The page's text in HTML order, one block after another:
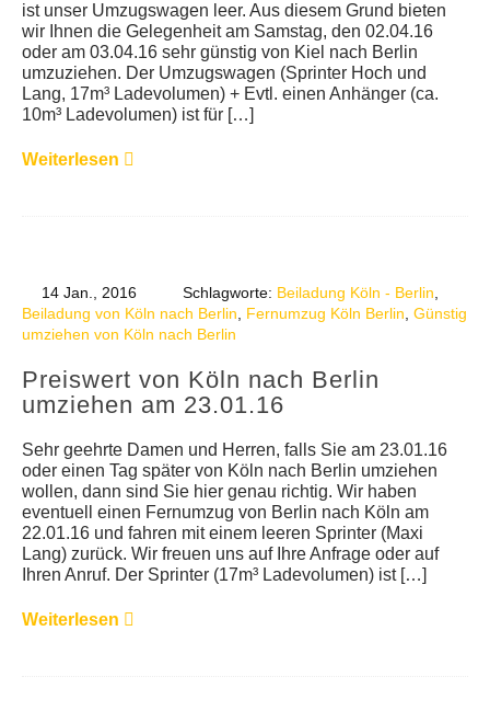
ist unser Umzugswagen leer. Aus diesem Grund bieten
wir Ihnen die Gelegenheit am Samstag, den 02.04.16
oder am 03.04.16 sehr günstig von Kiel nach Berlin
umzuziehen. Der Umzugswagen (Sprinter Hoch und
Lang, 17m³ Ladevolumen) + Evtl. einen Anhänger (ca.
10m³ Ladevolumen) ist für […]
Weiterlesen
14 Jan., 2016 Schlagworte: Beiladung Köln - Berlin
Beiladung von Köln nach Berlin
Fernumzug Köln Berlin Günstig
umziehen von Köln nach Berlin
Preiswert von Köln nach Berlin
umziehen am 23.01.16
Sehr geehrte Damen und Herren, falls Sie am 23.01.16
oder einen Tag später von Köln nach Berlin umziehen
wollen, dann sind Sie hier genau richtig. Wir haben
eventuell einen Fernumzug von Berlin nach Köln am
22.01.16 und fahren mit einem leeren Sprinter (Maxi
Lang) zurück. Wir freuen uns auf Ihre Anfrage oder auf
Ihren Anruf. Der Sprinter (17m³ Ladevolumen) ist […]
Weiterlesen